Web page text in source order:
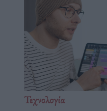
Τεχνολογία